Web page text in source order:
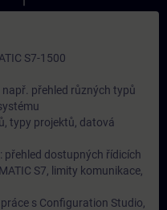
S7-1500
např. přehled různých typů
typy projektů, datová
přehled dostupných řídicích
S7, limity komunikace,
s Configuration Studio,